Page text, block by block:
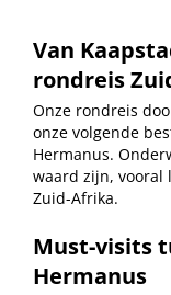
Van
rondreis
Onze rondreis
onze volgende
Hermanus.
waard zijn, vooral
Zuid-Afrika.
Must-visits
Hermanus